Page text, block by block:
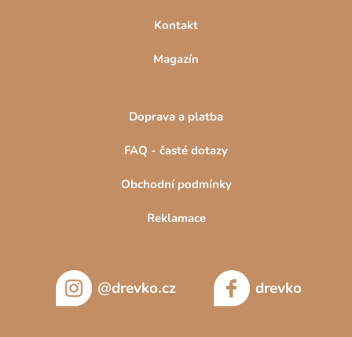
Kontakt
Magazín
Doprava a platba
FAQ - časté dotazy
Obchodní podmínky
Reklamace
@drevko.cz drevko